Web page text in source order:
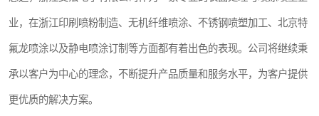
业，在浙江印刷喷粉制造、无机纤维喷涂、不锈钢喷塑加工、北京特
氟龙喷涂以及静电喷涂订制等方面都有着出色的表现。公司将继续秉
承以客户为中心的理念，不断提升产品质量和服务水平，为客户提供
更优质的解决方案。